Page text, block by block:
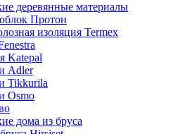
деревянные материалы
Протон
изоляция Termex
Katepal
Adler
Tikkurila
Osmo
дома из бруса